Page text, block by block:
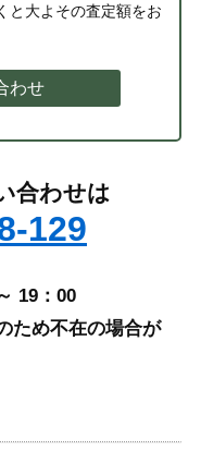
と大よその査定額をお
わせ
合わせは
129
19：00
ため不在の場合が